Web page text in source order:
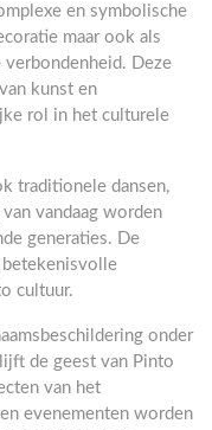
en symbolische
maar ook als
Deze
kunst en
rol in het culturele
traditionele dansen,
vandaag worden
generaties. De
betekenisvolle
cultuur.
onder
de geest van Pinto
van het
evenementen worden